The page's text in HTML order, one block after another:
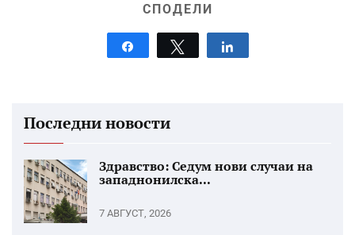
СПОДЕЛИ
Share Tweet
Последни новости
Здравство: Седум нови случаи на
западнонилска...
7 АВГУСТ, 2026